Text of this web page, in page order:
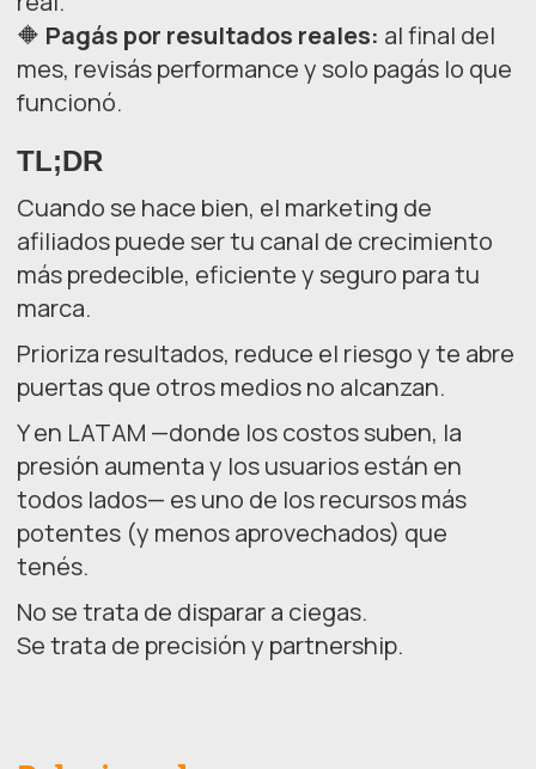
🔶 Pagás por resultados reales: al final del
mes, revisás performance y solo pagás lo que
funcionó.
TL;DR
Cuando se hace bien, el marketing de
afiliados puede ser tu canal de crecimiento
más predecible, eficiente y seguro para tu
marca.
Prioriza resultados, reduce el riesgo y te abre
puertas que otros medios no alcanzan.
Y en LATAM —donde los costos suben, la
presión aumenta y los usuarios están en
todos lados— es uno de los recursos más
potentes (y menos aprovechados) que
tenés.
No se trata de disparar a ciegas.
Se trata de precisión y partnership.